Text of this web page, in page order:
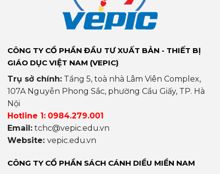
CÔNG TY CỔ PHẦN ĐẦU TƯ XUẤT BẢN - THIẾT BỊ
GIÁO DỤC VIỆT NAM (VEPIC)
Trụ sở chính: Tầng 5, toà nhà Lâm Viên Complex,
107A Nguyễn Phong Sắc, phường Cầu Giấy, TP. Hà
Nội
Hotline 1: 0984.279.001
Email: tchc@vepic.edu.vn
Website: vepic.edu.vn
CÔNG TY CỔ PHẦN SÁCH CÁNH DIỀU MIỀN NAM